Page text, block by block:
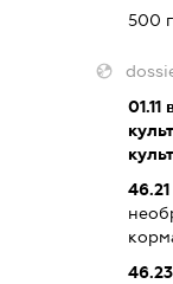
500
01.11
46.21
46.23